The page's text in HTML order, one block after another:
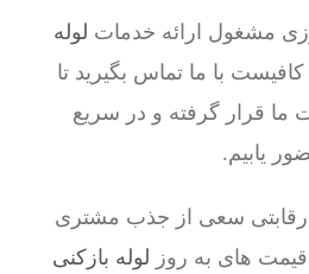
مشغول ارائه خدمات لوله
با ما تماس بگیرید تا
ما قرار گرفته و در سریع
یابیم.
رقابتی سعی از جذب مشتری
های به روز لوله بازکنی